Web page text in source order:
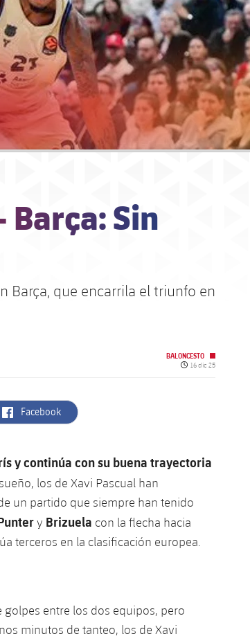
Sin
Barça, que encarrila el triunfo en
BALONCESTO
Fecha de publicación
16 dic 25
label.aria.facebook
Facebook
y continúa con su buena trayectoria
los de Xavi Pascual han
un partido que siempre han tenido
y Brizuela con la flecha hacia
terceros en la clasificación europea.
entre los dos equipos, pero
minutos de tanteo, los de Xavi